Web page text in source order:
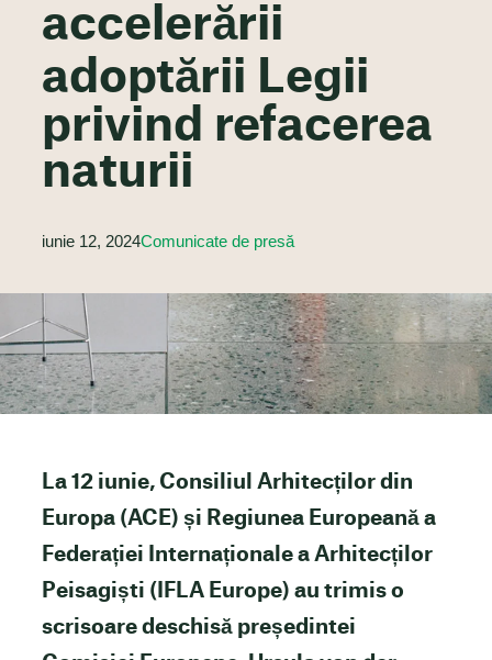
accelerării
adoptării Legii
privind refacerea
naturii
iunie 12, 2024Comunicate de presă
La 12 iunie, Consiliul Arhitecților din
Europa (ACE) și Regiunea Europeană a
Federației Internaționale a Arhitecților
Peisagiști (IFLA Europe) au trimis o
scrisoare deschisă președintei